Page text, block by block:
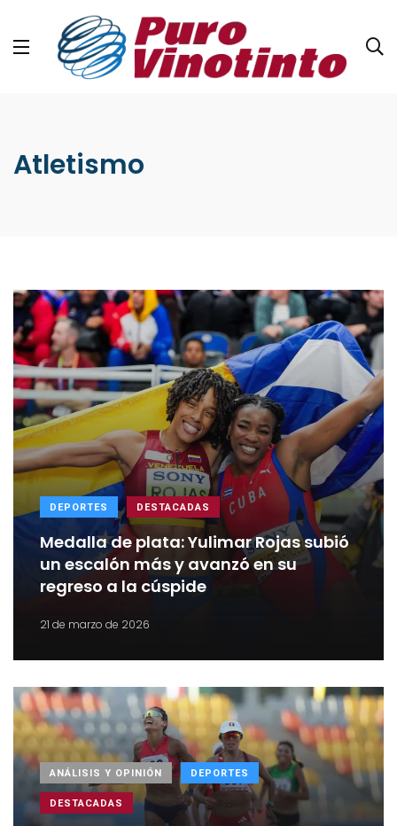
Atletismo
DEPORTES DESTACADAS
Medalla de plata: Yulimar Rojas subió
un escalón más y avanzó en su
regreso a la cúspide
21 de marzo de 2026
ANÁLISIS Y OPINIÓN DEPORTES
DESTACADAS